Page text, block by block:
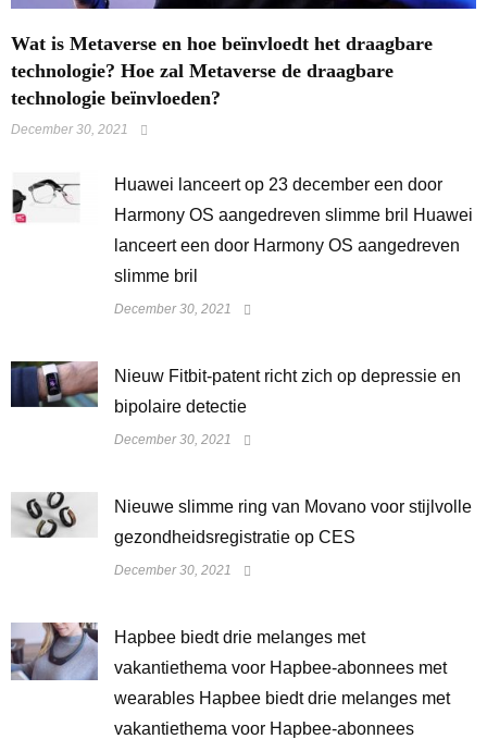
Wat is Metaverse en hoe beïnvloedt het draagbare
technologie? Hoe zal Metaverse de draagbare
technologie beïnvloeden?
December 30, 2021
Huawei lanceert op 23 december een door
Harmony OS aangedreven slimme bril Huawei
lanceert een door Harmony OS aangedreven
slimme bril
December 30, 2021
​Nieuw Fitbit-patent richt zich op depressie en
bipolaire detectie
December 30, 2021
Nieuwe slimme ring van Movano voor stijlvolle
gezondheidsregistratie op CES
December 30, 2021
Hapbee biedt drie melanges met
vakantiethema voor Hapbee-abonnees met
wearables Hapbee biedt drie melanges met
vakantiethema voor Hapbee-abonnees